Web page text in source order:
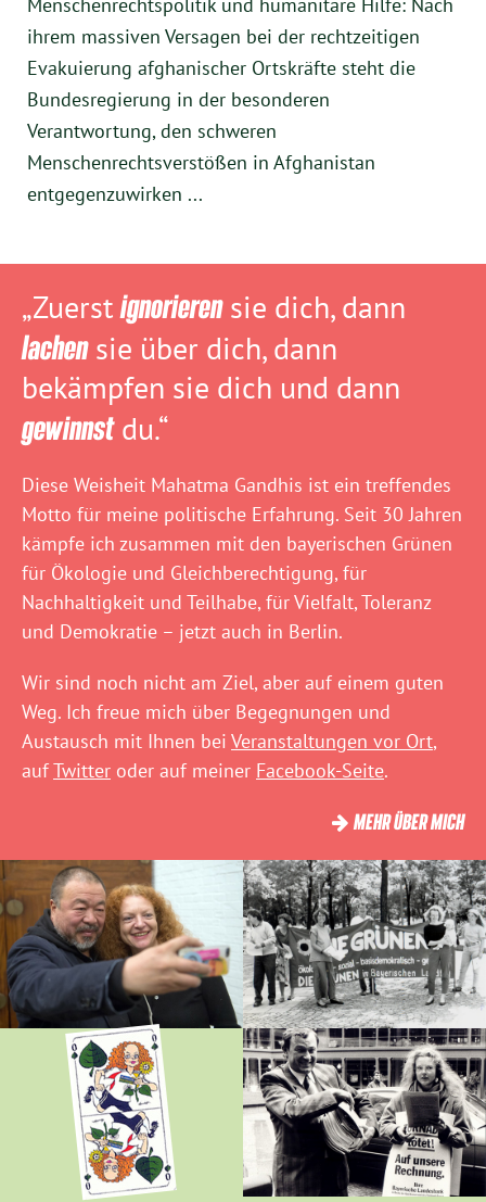
Menschenrechtspolitik und humanitäre Hilfe: Nach
ihrem massiven Versagen bei der rechtzeitigen
Evakuierung afghanischer Ortskräfte steht die
Bundesregierung in der besonderen
Verantwortung, den schweren
Menschenrechtsverstößen in Afghanistan
entgegenzuwirken ...
„Zuerstignorierensie dich, dann
lachensie über dich, dann
bekämpfen sie dich und dann
gewinnstdu.“
Diese Weisheit Mahatma Gandhis ist ein treffendes
Motto für meine politische Erfahrung. Seit 30 Jahren
kämpfe ich zusammen mit den bayerischen Grünen
für Ökologie und Gleichberechtigung, für
Nachhaltigkeit und Teilhabe, für Vielfalt, Toleranz
und Demokratie – jetzt auch in Berlin.
Wir sind noch nicht am Ziel, aber auf einem guten
Weg. Ich freue mich über Begegnungen und
Austausch mit Ihnen bei Veranstaltungen vor Ort,
aufTwitter oder auf meiner Facebook-Seite.
MEHR ÜBER MICH